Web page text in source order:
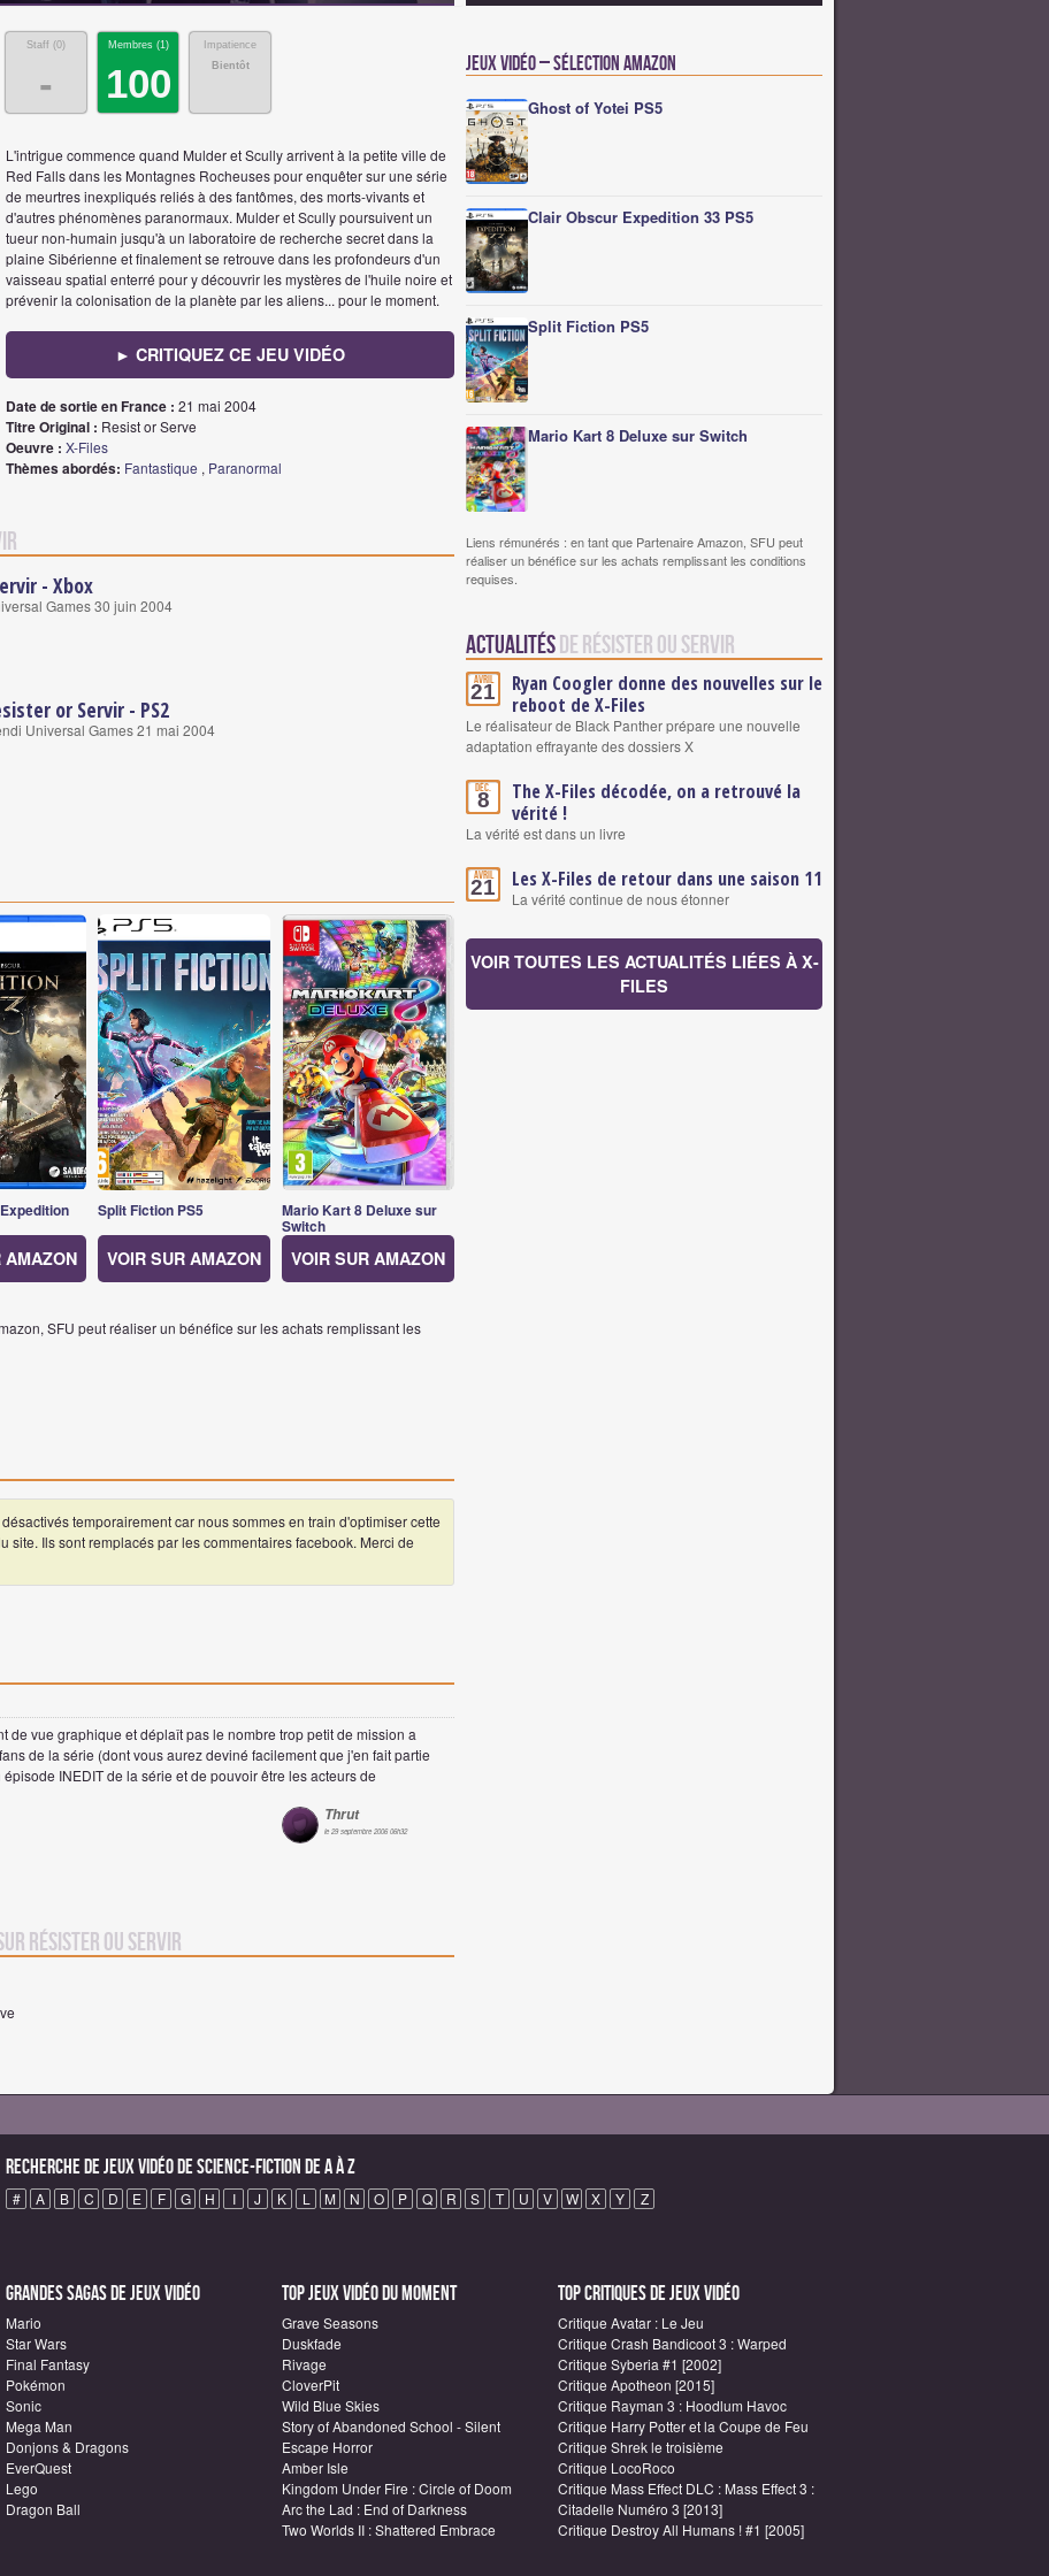
Staff (0)
-
Membres (1)
100
Impatience
Bientôt
L'intrigue commence quand Mulder et Scully arrivent à la petite ville de
Red Falls dans les Montagnes Rocheuses pour enquêter sur une série
de meurtres inexpliqués reliés à des fantômes, des morts-vivants et
d'autres phénomènes paranormaux. Mulder et Scully poursuivent un
tueur non-humain jusqu'à un laboratoire de recherche secret dans la
plaine Sibérienne et finalement se retrouve dans les profondeurs d'un
vaisseau spatial enterré pour y découvrir les mystères de l'huile noire et
prévenir la colonisation de la planète par les aliens... pour le moment.
► CRITIQUEZ CE JEU VIDÉO
Date de sortie en France : 21 mai 2004
Titre Original : Resist or Serve
Oeuvre : X-Files
Thèmes abordés: Fantastique , Paranormal
- Xbox
Games 30 juin 2004
or Servir - PS2
Universal Games 21 mai 2004
AMAZON
Split Fiction PS5
VOIR SUR AMAZON
Mario Kart 8 Deluxe sur
Switch
VOIR SUR AMAZON
SFU peut réaliser un bénéfice sur les achats remplissant les
temporairement car nous sommes en train d'optimiser cette
site. Ils sont remplacés par les commentaires facebook. Merci de
de vue graphique et déplaît pas le nombre trop petit de mission a
de la série (dont vous aurez deviné facilement que j'en fait partie
INEDIT de la série et de pouvoir être les acteurs de
Thrut
le 29 septembre 2006 06h32
Résister ou Servir
Jeux vidéo – Sélection Amazon
Ghost of Yotei PS5
Clair Obscur Expedition 33 PS5
Split Fiction PS5
Mario Kart 8 Deluxe sur Switch
Liens rémunérés : en tant que Partenaire Amazon, SFU peut
réaliser un bénéfice sur les achats remplissant les conditions
requises.
Actualitésde Résister ou Servir
Avril
21
Ryan Coogler donne des nouvelles sur le
reboot de X-Files
Le réalisateur de Black Panther prépare une nouvelle
adaptation effrayante des dossiers X
Déc.
8
The X-Files décodée, on a retrouvé la
vérité !
La vérité est dans un livre
Avril
21 Les X-Files de retour dans une saison 11
La vérité continue de nous étonner
VOIR TOUTES LES ACTUALITÉS LIÉES À X-
FILES
Recherche de Jeux vidéo de science-fiction de A à Z
# A B C D E F G H I J K L M N O P Q R S T U V W X Y Z
Grandes sagas de Jeux vidéo
Mario
Star Wars
Final Fantasy
Pokémon
Sonic
Mega Man
Donjons & Dragons
EverQuest
Lego
Dragon Ball
Top Jeux vidéo du moment
Grave Seasons
Duskfade
Rivage
CloverPit
Wild Blue Skies
Story of Abandoned School - Silent
Escape Horror
Amber Isle
Kingdom Under Fire : Circle of Doom
Arc the Lad : End of Darkness
Two Worlds II : Shattered Embrace
Top critiques de Jeux vidéo
Critique Avatar : Le Jeu
Critique Crash Bandicoot 3 : Warped
Critique Syberia #1 [2002]
Critique Apotheon [2015]
Critique Rayman 3 : Hoodlum Havoc
Critique Harry Potter et la Coupe de Feu
Critique Shrek le troisième
Critique LocoRoco
Critique Mass Effect DLC : Mass Effect 3 :
Citadelle Numéro 3 [2013]
Critique Destroy All Humans ! #1 [2005]